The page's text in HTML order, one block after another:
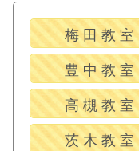
梅田教室
豊中教室
高槻教室
茨木教室